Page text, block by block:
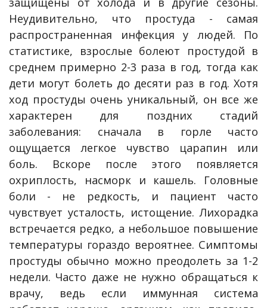
Неудивительно, что простуда - самая
распространенная инфекция у людей. По
статистике, взрослые болеют простудой в
среднем примерно 2-3 раза в год, тогда как
дети могут болеть до десяти раз в год. Хотя
ход простуды очень уникальный, он все же
характерен для поздних стадий
заболевания: сначала в горле часто
ощущается легкое чувство царапин или
боль. Вскоре после этого появляется
охриплость, насморк и кашель. Головные
боли - не редкость, и пациент часто
чувствует усталость, истощение. Лихорадка
встречается редко, а небольшое повышение
температуры гораздо вероятнее. Симптомы
простуды обычно можно преодолеть за 1-2
недели. Часто даже не нужно обращаться к
врачу, ведь если иммунная система